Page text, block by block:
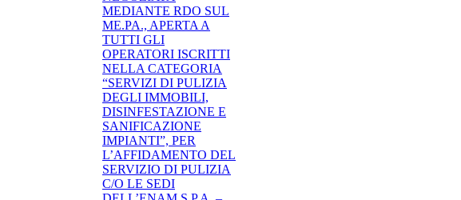
MEDIANTE RDO SUL
ME.PA., APERTA A
TUTTI GLI
OPERATORI ISCRITTI
NELLA CATEGORIA
“SERVIZI DI PULIZIA
DEGLI IMMOBILI,
DISINFESTAZIONE E
SANIFICAZIONE
IMPIANTI”, PER
L’AFFIDAMENTO DEL
SERVIZIO DI PULIZIA
C/O LE SEDI